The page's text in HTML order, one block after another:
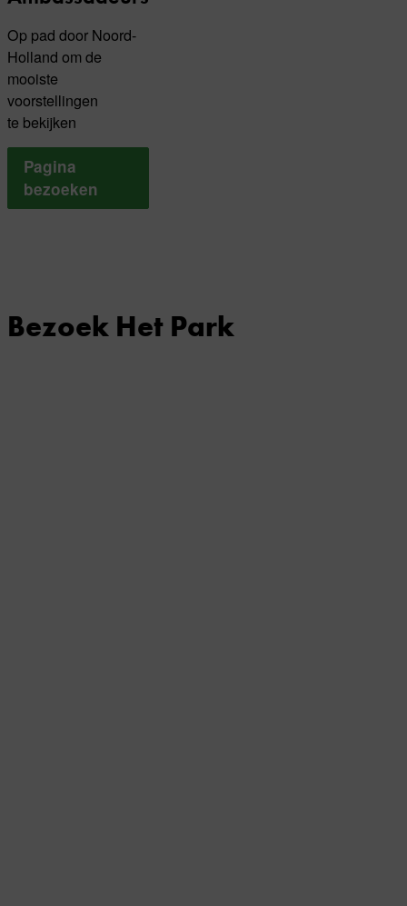
Op pad door Noord-
Holland om de
mooiste
voorstellingen
te bekijken
Pagina
bezoeken
Bezoek Het Park